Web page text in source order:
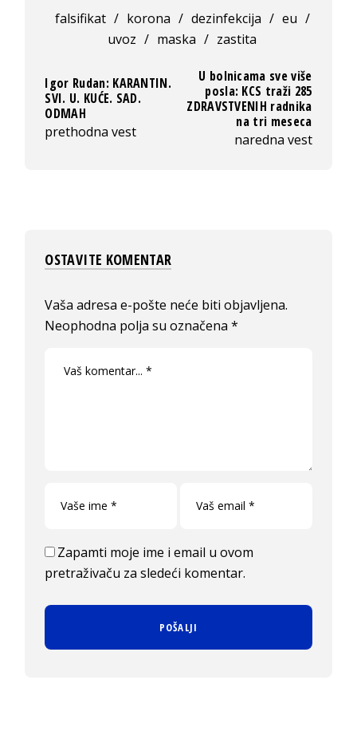
falsifikat / korona / dezinfekcija / eu /
uvoz / maska / zastita
Igor Rudan: KARANTIN.
SVI. U. KUĆE. SAD.
ODMAH
prethodna vest
U bolnicama sve više
posla: KCS traži 285
ZDRAVSTVENIH radnika
na tri meseca
naredna vest
OSTAVITE KOMENTAR
Vaša adresa e-pošte neće biti objavljena.
Neophodna polja su označena*
Zapamti moje ime i email u ovom
pretraživaču za sledeći komentar.